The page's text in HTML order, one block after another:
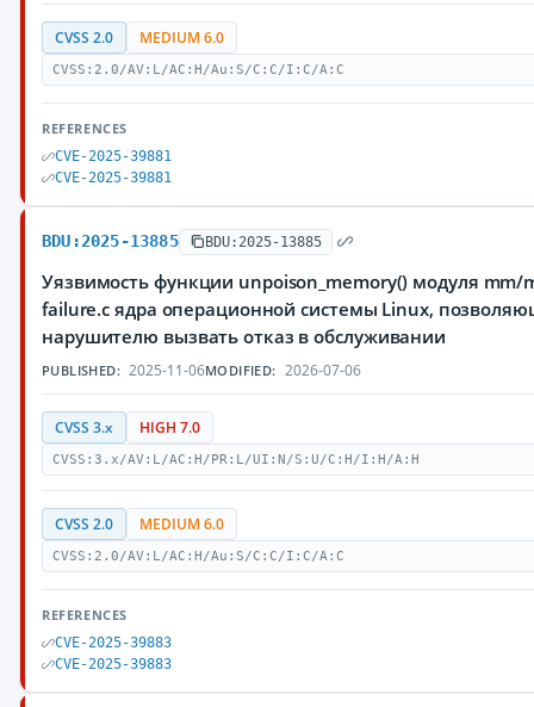
CVSS 2.0 MEDIUM 6.0
CVSS:2.0/AV:L/AC:H/Au:S/C:C/I:C/A:C
REFERENCES
CVE-2025-39881
CVE-2025-39881
BDU:2025-13885 BDU:2025-13885
Уязвимость функции unpoison_memory() модуля mm/
failure.c ядра операционной системы Linux,
нарушителю вызвать отказ в обслуживании
PUBLISHED: 2025-11-06MODIFIED: 2026-07-06
CVSS 3.x HIGH 7.0
CVSS:3.x/AV:L/AC:H/PR:L/UI:N/S:U/C:H/I:H/A:H
CVSS 2.0 MEDIUM 6.0
CVSS:2.0/AV:L/AC:H/Au:S/C:C/I:C/A:C
REFERENCES
CVE-2025-39883
CVE-2025-39883